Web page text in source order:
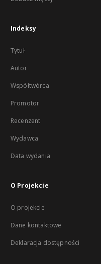
Indeksy
Tytuł
Autor
Współtwórca
Promotor
Recenzent
Wydawca
Data wydania
O Projekcie
O projekcie
Dane kontaktowe
Deklaracja dostępności